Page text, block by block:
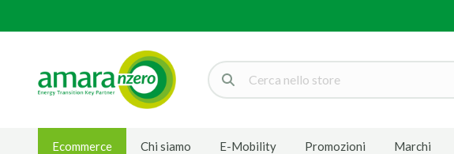
Cerca
Ecommerce Chi siamo E-Mobility Promozioni Marchi